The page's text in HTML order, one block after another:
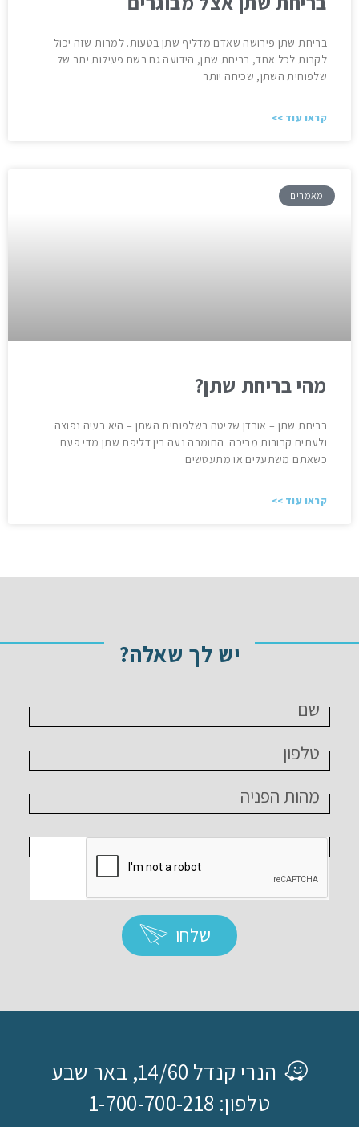
בריחת שתן פירושה שאדם מדליף שתן בטעות. למרות שזה יכול
לקרות לכל אחד, בריחת שתן, הידועה גם בשם פעילות יתר של
שלפוחית ​​השתן, שכיחה יותר
קראו עוד >>
מאמרים
מהי בריחת שתן?
בריחת שתן – אובדן שליטה בשלפוחית ​​השתן – היא בעיה נפוצה
ולעתים קרובות מביכה. החומרה נעה בין דליפת שתן מדי פעם
כשאתם משתעלים או מתעטשים
קראו עוד >>
יש לך שאלה?
שלחו
הנרי קנדל 14/60, באר שבע
טלפון: 1-700-700-218